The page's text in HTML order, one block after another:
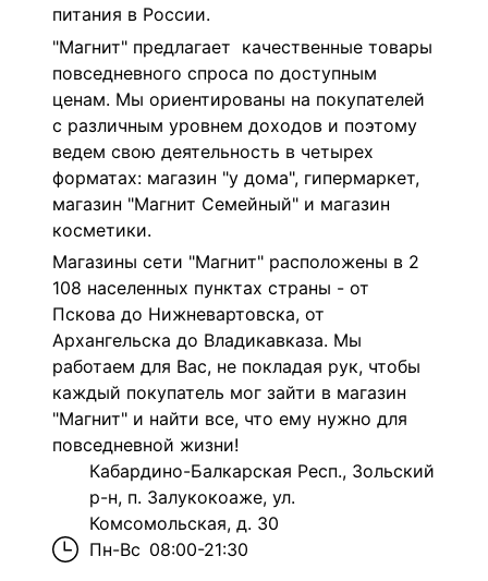
питания в России.
"Магнит" предлагает качественные товары
повседневного спроса по доступным
ценам. Мы ориентированы на покупателей
с различным уровнем доходов и поэтому
ведем свою деятельность в четырех
форматах: магазин "у дома", гипермаркет,
магазин "Магнит Семейный" и магазин
косметики.
Магазины сети "Магнит" расположены в 2
108 населенных пунктах страны - от
Пскова до Нижневартовска, от
Архангельска до Владикавказа. Мы
работаем для Вас, не покладая рук, чтобы
каждый покупатель мог зайти в магазин
"Магнит" и найти все, что ему нужно для
повседневной жизни!
Кабардино-Балкарская Респ., Зольский
р-н, п. Залукокоаже, ул.
Комсомольская, д. 30
Пн-Вс 08:00-21:30